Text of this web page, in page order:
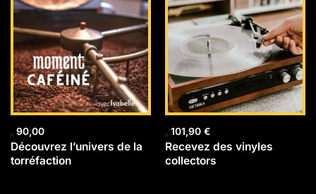
90,00
Découvrez l’univers de la
torréfaction
101,90 €
Recevez des vinyles
collectors